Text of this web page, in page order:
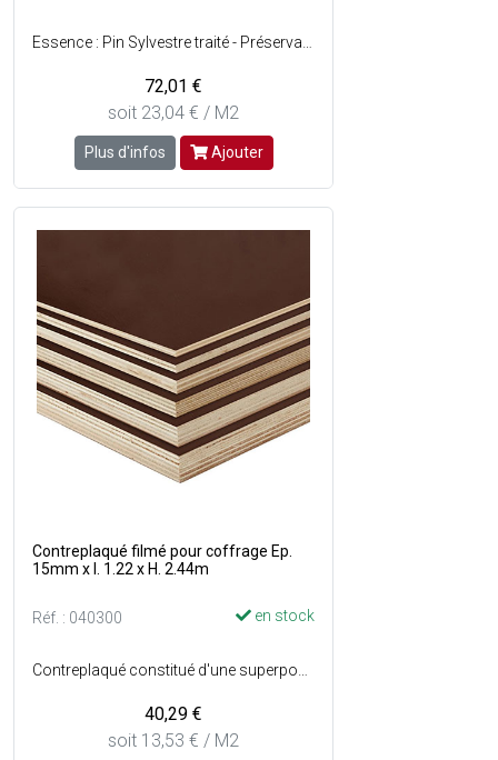
72,01 €
soit 23,04 € / M2
Plus d'infos Ajouter
Contreplaqué filmé pour coffrage Ep.
15mm x l. 1.22 x H. 2.44m
Réf. : 040300 en stock
40,29 €
soit 13,53 € / M2